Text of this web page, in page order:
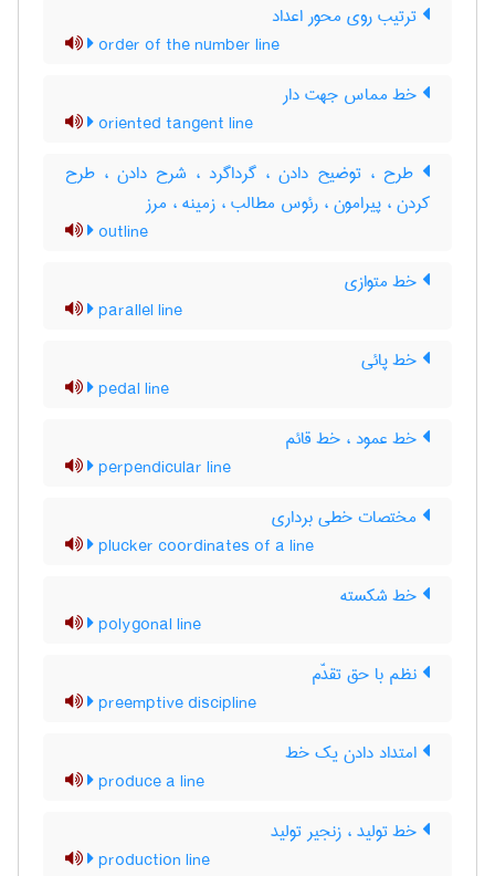
ترتیب روی محور اعداد
order of the number line
خط مماس جهت دار
oriented tangent line
طرح ، توضیح دادن ، گرداگرد ، شرح دادن ، طرح
کردن ، پیرامون ، رئوس مطالب ، زمینه ، مرز
outline
خط متوازی
parallel line
خط پائی
pedal line
خط عمود ، خط قائم
perpendicular line
مختصات خطی برداری
plucker coordinates of a line
خط شکسته
polygonal line
نظم با حق تقدّم
preemptive discipline
امتداد دادن یک خط
produce a line
خط تولید ، زنجیر تولید
production line